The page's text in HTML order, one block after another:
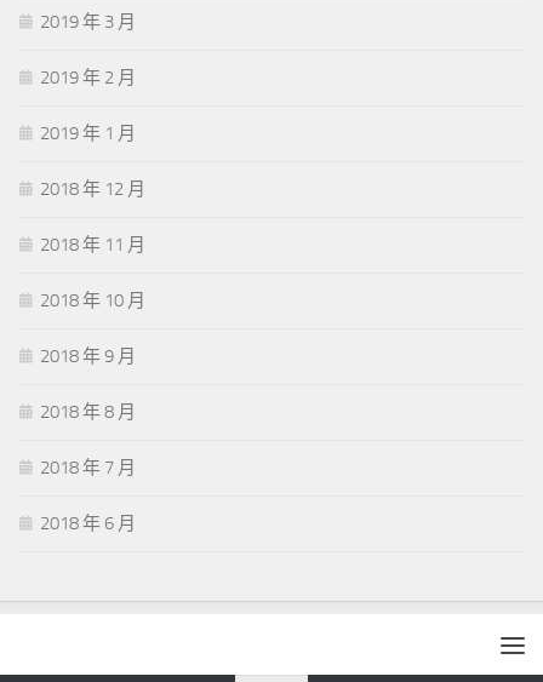
2019 年 3 月
2019 年 2 月
2019 年 1 月
2018 年 12 月
2018 年 11 月
2018 年 10 月
2018 年 9 月
2018 年 8 月
2018 年 7 月
2018 年 6 月